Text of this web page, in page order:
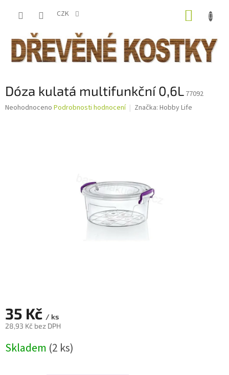
CZK
Dóza kulatá multifunkční 0,6L 77092
Průměrné
Neohodnoceno Podrobnosti hodnocení Značka: Hobby Life
35 Kč / ks
28,93 Kč bez DPH
cena:
Skladem (2 ks)